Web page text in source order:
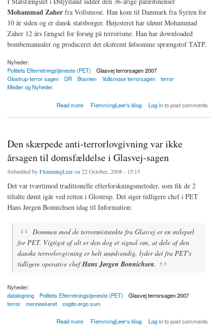
Mohammad Zaher fra Vollsmose. Han kom til Danmark fra Syrien for
10 år siden og er dansk statsborger. Højesteret har idømt Mohammad
Zaher 12 års fængsel for forsøg på terrorisme. Han har downloaded
bombemanualer og produceret det ekstremt følsomme sprængstof TATP.
Nyheder:
Politiets Efterretningstjeneste (PET)
Glasvej terrorsagen 2007
Glostrup-terror sagen
DR Bosnien Vollsmose terrorsagen
terror
Medier og Nyheder
Read more
about De danske terrorister FlemmingLeer's blog Log into post comments
Den skærpede anti-terrorlovgivning var ikke
årsagen til domsfældelse i Glasvej-sagen
Submitted byFlemmingLeeron 22 October, 2008 - 15:15
Det var tværtimod traditionelle efterforskningsmetoder, som fik de 2
tiltalte dømt igår ved retten i Glostrup. Det siger tidligere chef i PET
Hans Jørgen Bonnichsen idag til Information:
Dommen mod de terrormistænkte fra Glasvej er en milepæl
for PET. Vigtigst af alt er den dog et signal om, at dele af den
danske terrorlovgivning er helt unødvendig, lyder det fra PET's
tidligere operative chefHans Jørgen Bonnichsen.
Nyheder:
datalogning
Politiets Efterretningstjeneste (PET)
Glasvej terrorsagen 2007
terror
menneskeret cogito ergo sum
Read more
about Den skærpede anti-terrorlovgivning var ikke årsagen til domsfældelse i Glasvej-
FlemmingLeer's blog Log into post comments